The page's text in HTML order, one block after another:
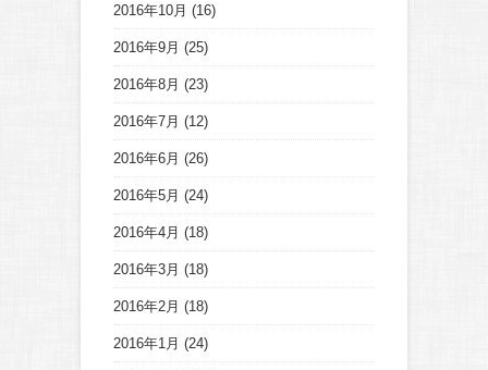
2016年10月 (16)
2016年9月 (25)
2016年8月 (23)
2016年7月 (12)
2016年6月 (26)
2016年5月 (24)
2016年4月 (18)
2016年3月 (18)
2016年2月 (18)
2016年1月 (24)